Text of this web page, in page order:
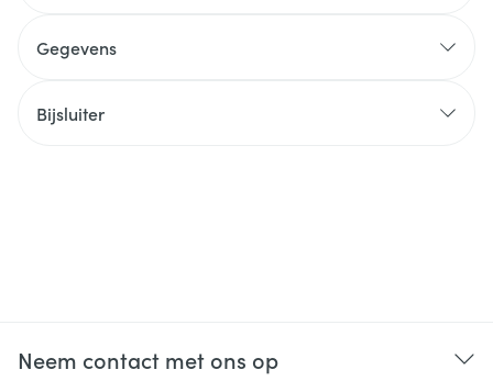
Gegevens
Bijsluiter
Neem contact met ons op